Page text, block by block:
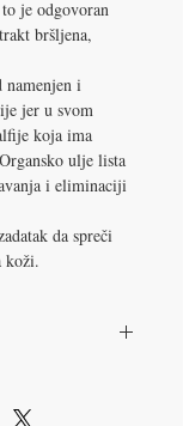
je odgovoran
bršljena,
i
jer u svom
koja ima
ulje lista
i eliminaciji
da spreči
koži.